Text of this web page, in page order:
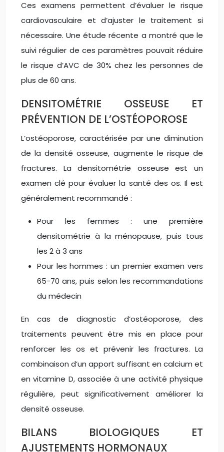
Ces examens permettent d’évaluer le risque
cardiovasculaire et d’ajuster le traitement si
nécessaire. Une étude récente a montré que le
suivi régulier de ces paramètres pouvait réduire
le risque d’AVC de 30% chez les personnes de
plus de 60 ans.
DENSITOMÉTRIE OSSEUSE ET
PRÉVENTION DE L’OSTÉOPOROSE
L’ostéoporose, caractérisée par une diminution
de la densité osseuse, augmente le risque de
fractures. La densitométrie osseuse est un
examen clé pour évaluer la santé des os. Il est
généralement recommandé :
Pour les femmes : une première
densitométrie à la ménopause, puis tous
les 2 à 3 ans
Pour les hommes : un premier examen vers
65-70 ans, puis selon les recommandations
du médecin
En cas de diagnostic d’ostéoporose, des
traitements peuvent être mis en place pour
renforcer les os et prévenir les fractures. La
combinaison d’un apport suffisant en calcium et
en vitamine D, associée à une activité physique
régulière, peut significativement améliorer la
densité osseuse.
BILANS BIOLOGIQUES ET
AJUSTEMENTS HORMONAUX